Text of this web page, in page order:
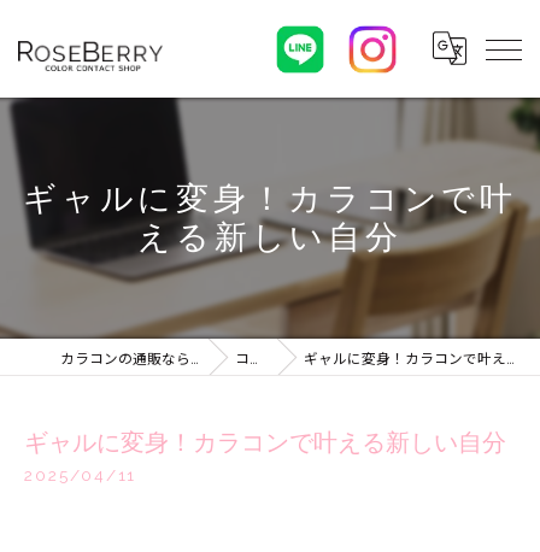
ギャルに変身！カラコンで叶
える新しい自分
カラコンの通販ならROSEBERRY コラム ギャルに変身！カラコンで叶える新しい自分
ギャルに変身！カラコンで叶える新しい自分
2025/04/11